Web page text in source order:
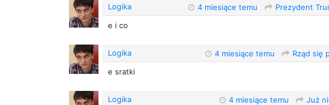
Logika 4 miesiące temu Prezydent
e i co
Logika 4 miesiące temu Rząd się
e sratki
Logika 4 miesiące temu Już